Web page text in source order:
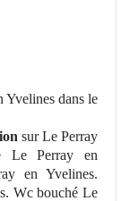
Yvelines dans le
sur Le Perray
Le Perray en
en Yvelines.
Wc bouché Le